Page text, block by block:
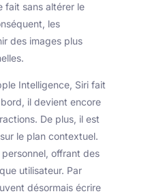
fait sans altérer le
les
des images plus
Intelligence, Siri fait
il devient encore
De plus, il est
le plan contextuel.
offrant des
utilisateur. Par
désormais écrire